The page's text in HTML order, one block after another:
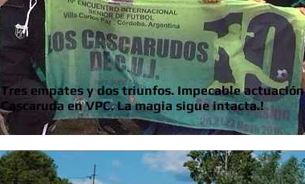
Tres empates y dos triunfos. Impecable actuación
Cascaruda en VPC. La magia sigue intacta.!